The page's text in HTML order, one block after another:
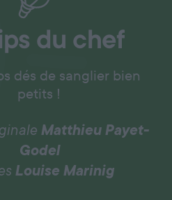
du chef
dés de sanglier bien
petits !
Matthieu Payet-
Godel
Louise Marinig